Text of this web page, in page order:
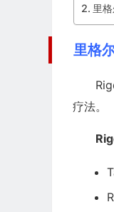
里
里格
疗法。